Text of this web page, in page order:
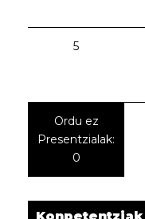
5
Ordu ez
Presentzialak:
0